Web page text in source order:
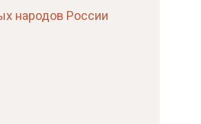
народов России